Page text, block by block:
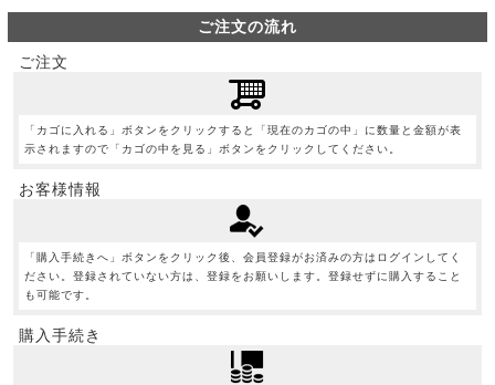
ご注文の流れ
ご注文
「カゴに入れる」ボタンをクリックすると「現在のカゴの中」に数量と金額が表
示されますので「カゴの中を見る」ボタンをクリックしてください。
お客様情報
「購入手続きへ」ボタンをクリック後、会員登録がお済みの方はログインしてく
ださい。登録されていない方は、登録をお願いします。登録せずに購入すること
も可能です。
購入手続き